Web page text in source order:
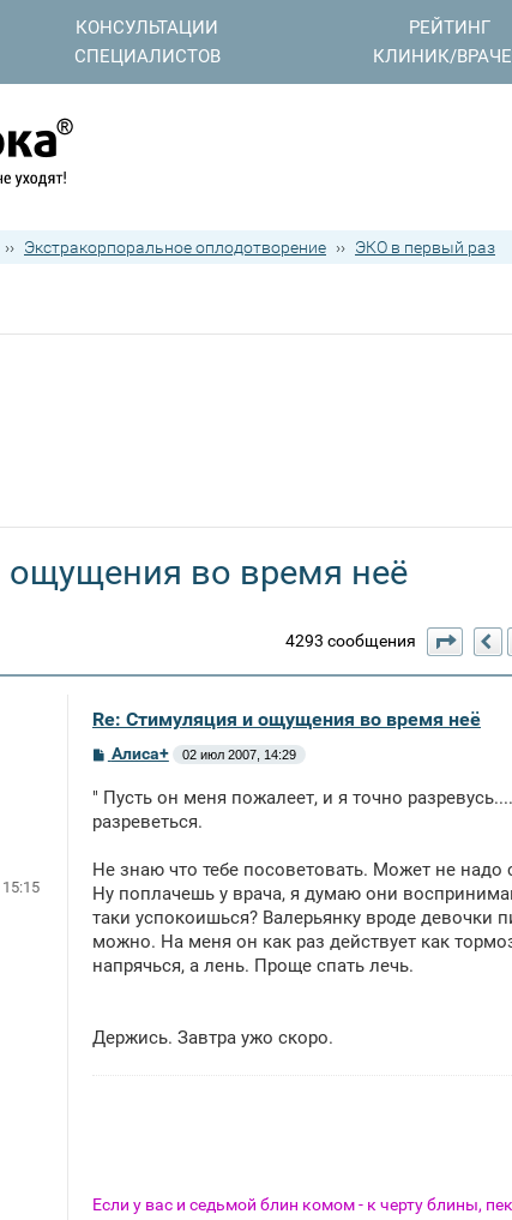
КОНСУЛЬТАЦИИ
СПЕЦИАЛИСТОВ
РЕЙТИНГ
КЛИНИК/
›› Экстракорпоральное оплодотворение ›› ЭКО в первый раз
ощущения во время неё
4293 сообщения
Re: Стимуляция и ощущения во время неё
С
б
щ
и
Алиса+ 02 июл 2007, 14:29
" Пусть он меня пожалеет, и я точно
разреветься.
Не знаю что тебе посоветовать. Может не надо
Ну поплачешь у врача, я думаю они
таки успокоишься? Валерьянку вроде девочки
можно. На меня он как раз действует как
напрячься, а лень. Проще спать лечь.
Держись. Завтра ужо скоро.
Если у вас и седьмой блин комом - к черту блины,